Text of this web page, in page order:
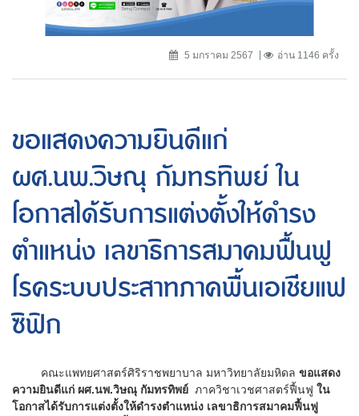
5 มกราคม 2567 อ่าน 1146 ครั้ง
ขอแสดงความยินดีแก่
ผศ.นพ.วิษณุ กัมทรทิพย์ ใน
โอกาสได้รับการแต่งตั้งให้ดำรง
ตำแหน่ง เลขาธิการสมาคมฟื้นฟู
โรคระบบประสาทภาคพื้นเอเชียแฟ
ซิฟิก
คณะแพทยศาสตร์ศิริราชพยาบาล มหาวิทยาลัยมหิดล ขอแสดง
ความยินดีแก่ ผศ.นพ.วิษณุ กัมทรทิพย์ ภาควิชาเวชศาสตร์ฟื้นฟู ใน
โอกาสได้รับการแต่งตั้งให้ดำรงตำแหน่ง เลขาธิการสมาคมฟื้นฟู